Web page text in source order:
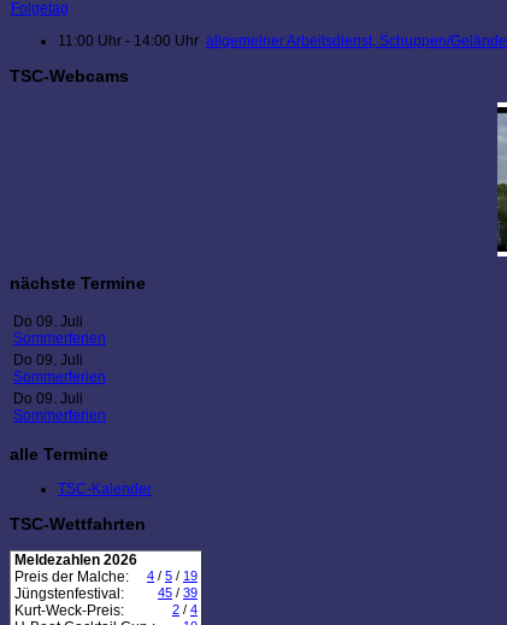
Folgetag
11:00 Uhr - 14:00 Uhr allgemeiner Arbeitsdienst, Schuppen/Gelände
TSC-Webcams
nächste Termine
Do 09. Juli
Sommerferien
Do 09. Juli
Sommerferien
Do 09. Juli
Sommerferien
alle Termine
TSC-Kalender
TSC-Wettfahrten
Meldezahlen 2026
Preis der Malche:
4 / 5 / 19
Jüngstenfestival: 45 / 39
Kurt-Weck-Preis: 2 / 4